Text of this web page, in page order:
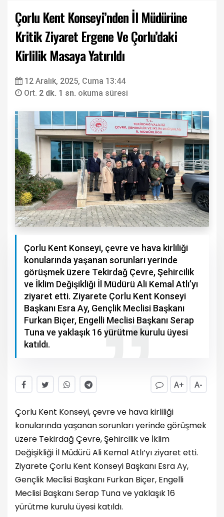
Çorlu Kent Konseyi’nden İl Müdürüne
Kritik Ziyaret Ergene Ve Çorlu’daki
Kirlilik Masaya Yatırıldı
12 Aralık, 2025, Cuma 13:44
Ort. 2 dk. 1 sn. okuma süresi
Çorlu Kent Konseyi, çevre ve hava kirliliği
konularında yaşanan sorunları yerinde
görüşmek üzere Tekirdağ Çevre, Şehircilik
ve İklim Değişikliği İl Müdürü Ali Kemal Atlı’yı
ziyaret etti. Ziyarete Çorlu Kent Konseyi
Başkanı Esra Ay, Gençlik Meclisi Başkanı
Furkan Biçer, Engelli Meclisi Başkanı Serap
Tuna ve yaklaşık 16 yürütme kurulu üyesi
katıldı.
A+ A-
Çorlu Kent Konseyi, çevre ve hava kirliliği
konularında yaşanan sorunları yerinde görüşmek
üzere Tekirdağ Çevre, Şehircilik ve İklim
Değişikliği İl Müdürü Ali Kemal Atlı’yı ziyaret etti.
Ziyarete Çorlu Kent Konseyi Başkanı Esra Ay,
Gençlik Meclisi Başkanı Furkan Biçer, Engelli
Meclisi Başkanı Serap Tuna ve yaklaşık 16
yürütme kurulu üyesi katıldı.